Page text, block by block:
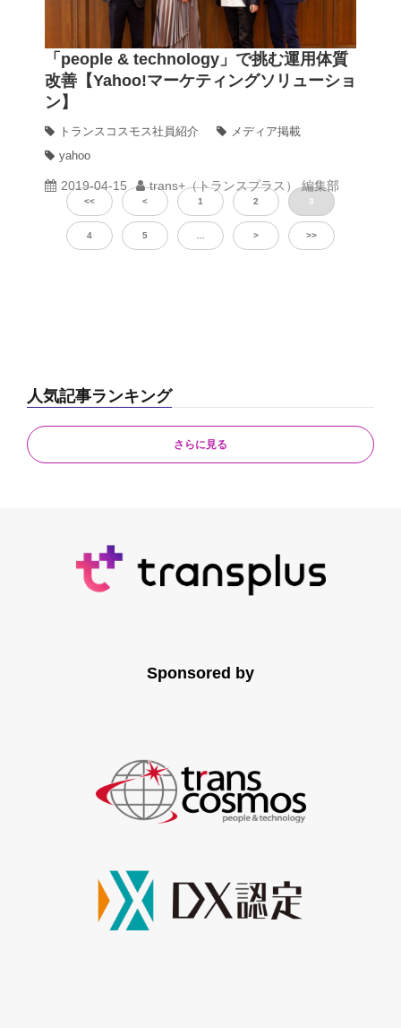
「people & technology」で挑む運用体質
改善【Yahoo!マーケティングソリューショ
ン】
トランスコスモス社員紹介
メディア掲載
yahoo
2019-04-15 trans+（トランスプラス） 編集部
<< < 1 2 3
4 5 > >>
人気記事ランキング
さらに見る
Sponsored by